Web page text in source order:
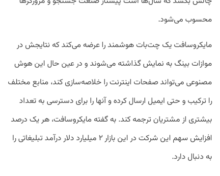
محسوب می‌شود.
مایکروسافت یک چت‌بات هوشمند را عرضه می‌کند که نتایجش در
موازات بینگ به نمایش گذاشته می‌شوند و در عین حال این هوش
مصنوعی می‌تواند صفحات اینترنت را خلاصه‌سازی کند،‌ منابع مختلف
را ترکیب و حتی ایمیل ارسال کرده و آنها را برای دسترسی به تعداد
بیشتری از مشتریان ترجمه کند. به گفته مایکروسافت، هر یک درصد
افزایش سهم این شرکت در این بازار ۲ میلیارد دلار درآمد تبلیغاتی را
به دنبال دارد.